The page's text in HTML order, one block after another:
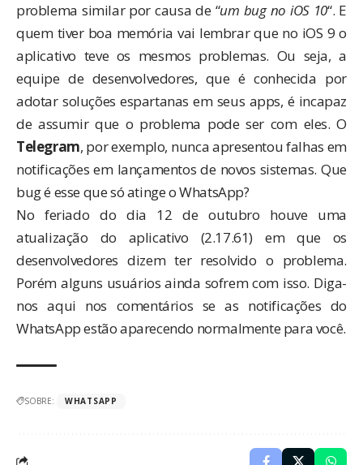
problema similar por causa de “um bug no iOS 10“. E
quem tiver boa memória vai lembrar que no iOS 9 o
aplicativo teve os mesmos problemas. Ou seja, a
equipe de desenvolvedores, que é conhecida por
adotar soluções espartanas em seus apps, é incapaz
de assumir que o problema pode ser com eles. O
Telegram, por exemplo, nunca apresentou falhas em
notificações em lançamentos de novos sistemas. Que
bug é esse que só atinge o WhatsApp?
No feriado do dia 12 de outubro houve uma
atualização do aplicativo (2.17.61) em que os
desenvolvedores dizem ter resolvido o problema.
Porém alguns usuários ainda sofrem com isso. Diga-
nos aqui nos comentários se as notificações do
WhatsApp estão aparecendo normalmente para você.
SOBRE: WHATSAPP